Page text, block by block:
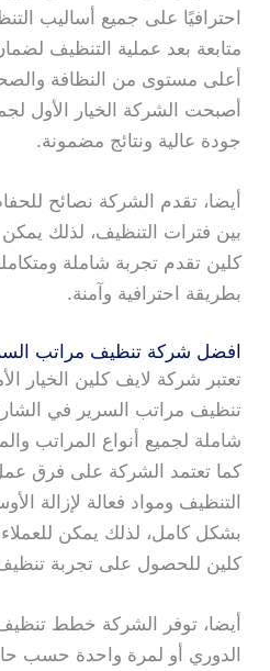
احترافيًا على جميع أساليب
متابعة بعد عملية التنظيف
أعلى مستوى من النظافة
أصبحت الشركة الخيار الأول
جودة عالية ونتائج مضمونة.
أيضا، تقدم الشركة نصائح
بين فترات التنظيف، لذلك
كلين تقدم تجربة شاملة
بطريقة احترافية وآمنة.
افضل شركة تنظيف مراتب
تعتبر شركة لايف كلين الخيار
تنظيف مراتب السرير في
شاملة لجميع أنواع المراتب
كما تعتمد الشركة على فرق
التنظيف ومواد فعالة لإزالة
بشكل كامل، لذلك يمكن
كلين للحصول على تجربة تنظيف
أيضا، توفر الشركة خطط
الدوري أو لمرة واحدة حسب